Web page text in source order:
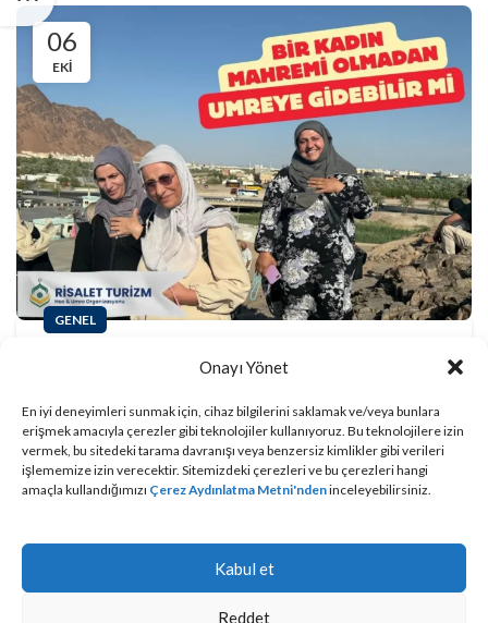
Onayı Yönet
En iyi deneyimleri sunmak için, cihaz bilgilerini saklamak ve/veya bunlara
erişmek amacıyla çerezler gibi teknolojiler kullanıyoruz. Bu teknolojilere izin
vermek, bu sitedeki tarama davranışı veya benzersiz kimlikler gibi verileri
işlememize izin verecektir. Sitemizdeki çerezleri ve bu çerezleri hangi
amaçla kullandığımızı Çerez Aydınlatma Metni'ndeninceleyebilirsiniz.
Kabul et
Reddet
06
EKI
GENEL
Kadınlar Umreye Tek
Başına Gidebilir Mi?
Risalet Turizm
OKUMAYA DEVAM ET
Çerez Politikası
addressbooking.com